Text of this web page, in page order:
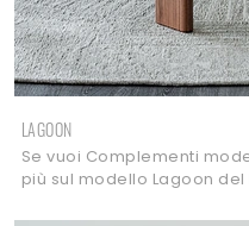
LAGOON
Se vuoi Complementi
più sul modello Lagoon